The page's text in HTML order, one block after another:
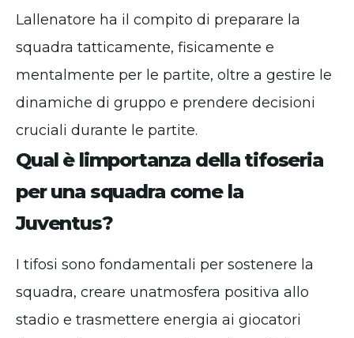
Lallenatore ha il compito di preparare la
squadra tatticamente, fisicamente e
mentalmente per le partite, oltre a gestire le
dinamiche di gruppo e prendere decisioni
cruciali durante le partite.
Qual è limportanza della tifoseria
per una squadra come la
Juventus?
I tifosi sono fondamentali per sostenere la
squadra, creare unatmosfera positiva allo
stadio e trasmettere energia ai giocatori